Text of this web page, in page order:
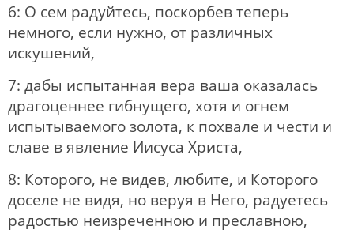
6: О сем радуйтесь, поскорбев теперь
немного, если нужно, от различных
искушений,
7: дабы испытанная вера ваша оказалась
драгоценнее гибнущего, хотя и огнем
испытываемого золота, к похвале и чести и
славе в явление Иисуса Христа,
8: Которого, не видев, любите, и Которого
доселе не видя, но веруя в Него, радуетесь
радостью неизреченною и преславною,